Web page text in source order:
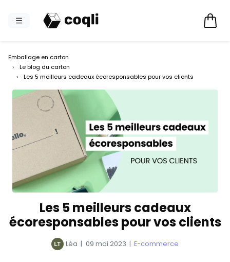
Emballage en carton
›
Le blog du carton
›
Les 5 meilleurs cadeaux écoresponsables pour vos clients
Les 5 meilleurs cadeaux
écoresponsables pour vos clients
Léa | 09 mai 2023 | E-commerce